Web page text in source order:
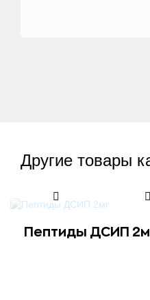
Другие товары
Пептиды ДСИП